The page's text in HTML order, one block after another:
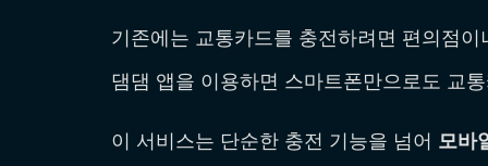
기존에는 교통카드를 충전하려면 편의점
댐댐 앱을 이용하면 스마트폰만으로도 교
이 서비스는 단순한 충전 기능을 넘어 모바